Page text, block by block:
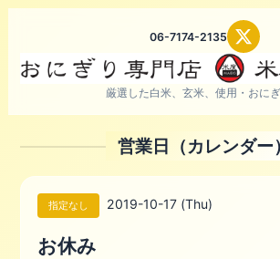
06-7174-2135
厳選した白米、玄米、使用・おに
営業日（カレンダー）
指定なし 2019-10-17 (Thu)
お休み